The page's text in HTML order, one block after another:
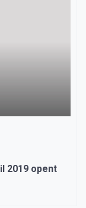
2019 opent